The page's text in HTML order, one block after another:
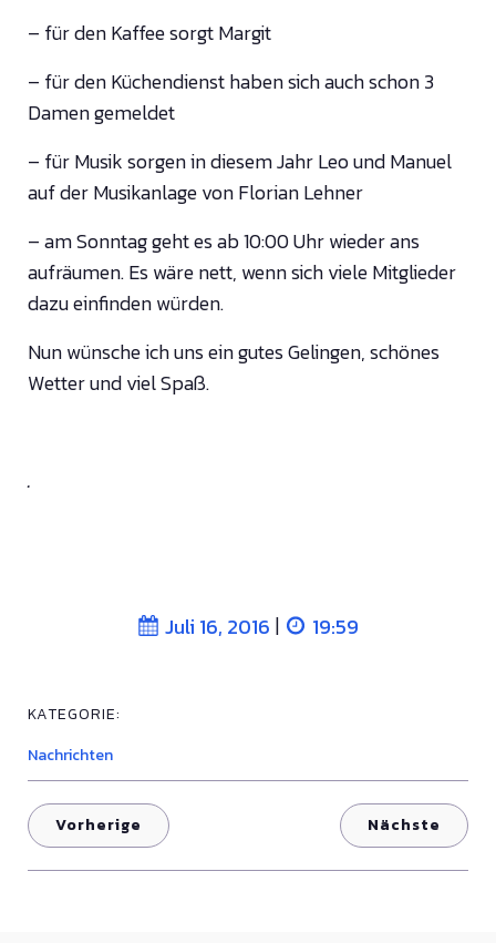
– für den Kaffee sorgt Margit
– für den Küchendienst haben sich auch schon 3
Damen gemeldet
– für Musik sorgen in diesem Jahr Leo und Manuel
auf der Musikanlage von Florian Lehner
– am Sonntag geht es ab 10:00 Uhr wieder ans
aufräumen. Es wäre nett, wenn sich viele Mitglieder
dazu einfinden würden.
Nun wünsche ich uns ein gutes Gelingen, schönes
Wetter und viel Spaß.
.
Juli 16, 2016 | 19:59
KATEGORIE:
Nachrichten
Vorherige Nächste